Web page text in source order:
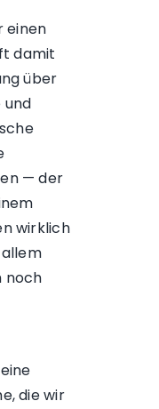
einen
damit
über
und
— der
wirklich
noch
die wir